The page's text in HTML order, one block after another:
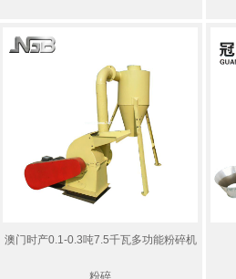
澳门时产0.1-0.3吨7.5千瓦多功能粉碎机
粉碎